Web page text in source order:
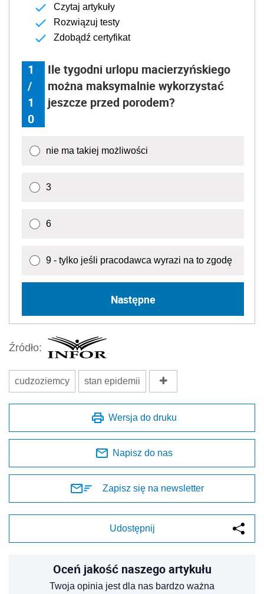
Czytaj artykuły
Rozwiązuj testy
Zdobądź certyfikat
1
/
1
0
Ile tygodni urlopu macierzyńskiego
można maksymalnie wykorzystać
jeszcze przed porodem?
nie ma takiej możliwości
3
6
9 - tylko jeśli pracodawca wyrazi na to zgodę
Następne
Źródło:
cudzoziemcy stan epidemii
Wersja do druku
Napisz do nas
Zapisz się na newsletter
Udostępnij
Oceń jakość naszego artykułu
Twoja opinia jest dla nas bardzo ważna